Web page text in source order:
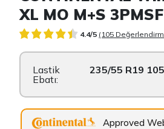
XL MO M+S 3PMSF
4.4/5 (105
Lastik
Ebatı:
Approved